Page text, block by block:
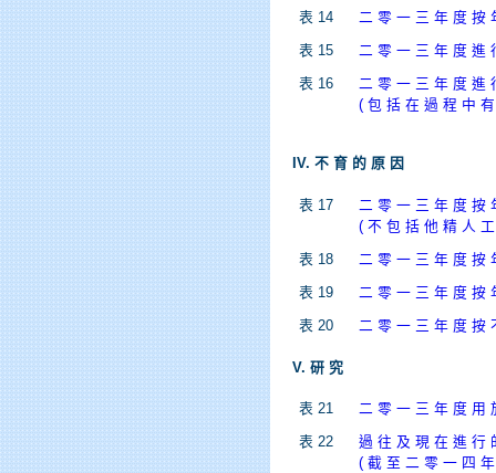
表 14
二 零 一 三 年 度 按
表 15
二 零 一 三 年 度 進
表 16
二 零 一 三 年 度 進
( 包 括 在 過 程 中
IV. 不 育 的 原 因
表 17
二 零 一 三 年 度 按
( 不 包 括 他 精 人
表 18
二 零 一 三 年 度 按
表 19
二 零 一 三 年 度 按
表 20
二 零 一 三 年 度 按
V. 研 究
表 21
二 零 一 三 年 度 用
表 22
過 往 及 現 在 進 行
( 截 至 二 零 一 四